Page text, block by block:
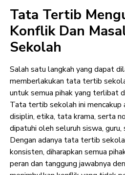
Tata Tertib
Konflik Dan
Sekolah
Salah satu langkah yang dapat
memberlakukan tata tertib
untuk semua pihak yang terlibat
Tata tertib sekolah ini mencakup
disiplin, etika, tata krama, serta
dipatuhi oleh seluruh siswa,
Dengan adanya tata tertib
konsisten, diharapkan semua
peran dan tanggung jawabnya